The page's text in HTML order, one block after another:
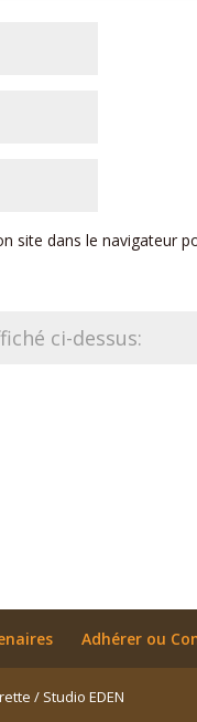
site dans le navigateur
Adhérer ou
/ Studio EDEN